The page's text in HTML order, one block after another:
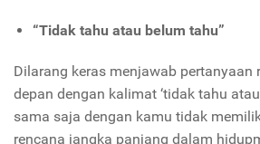
“Tidak tahu atau belum tahu”
Dilarang keras menjawab pertanyaan
depan dengan kalimat ‘tidak tahu
sama saja dengan kamu tidak
rencana jangka panjang dalam